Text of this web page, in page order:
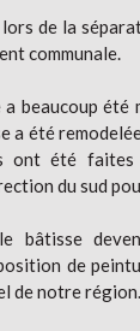
de la
communale.
beaucoup été
a été
ont été
du sud
bâtisse
de
de notre région.